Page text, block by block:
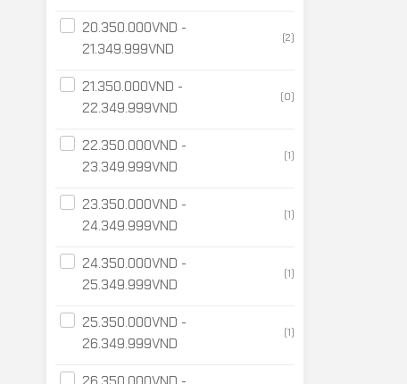
20.350.000VND -
21.349.999VND
(2)
21.350.000VND -
22.349.999VND
(0)
22.350.000VND -
23.349.999VND
(1)
23.350.000VND -
24.349.999VND
(1)
24.350.000VND -
25.349.999VND
(1)
25.350.000VND -
26.349.999VND
(1)